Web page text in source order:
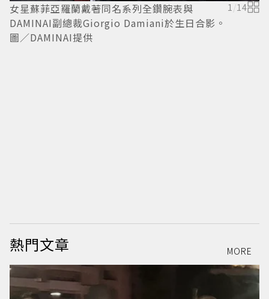
女星蘇菲亞羅蘭戴著同名系列全鑽腕表與
DAMINAI副總裁Giorgio Damiani於生日合影。
圖／DAMINAI提供
1 /14
熱門文章 MORE